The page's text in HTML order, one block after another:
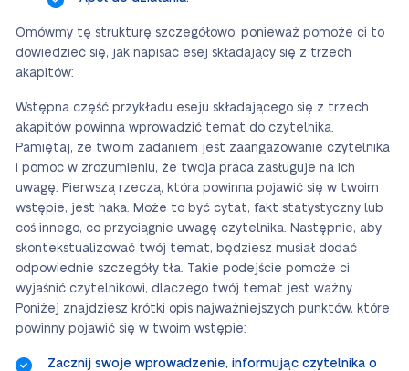
Omówmy tę strukturę szczegółowo, ponieważ pomoże ci to
dowiedzieć się, jak napisać esej składający się z trzech
akapitów:
Wstępna część przykładu eseju składającego się z trzech
akapitów powinna wprowadzić temat do czytelnika.
Pamiętaj, że twoim zadaniem jest zaangażowanie czytelnika
i pomoc w zrozumieniu, że twoja praca zasługuje na ich
uwagę. Pierwszą rzeczą, która powinna pojawić się w twoim
wstępie, jest haka. Może to być cytat, fakt statystyczny lub
coś innego, co przyciągnie uwagę czytelnika. Następnie, aby
skontekstualizować twój temat, będziesz musiał dodać
odpowiednie szczegóły tła. Takie podejście pomoże ci
wyjaśnić czytelnikowi, dlaczego twój temat jest ważny.
Poniżej znajdziesz krótki opis najważniejszych punktów, które
powinny pojawić się w twoim wstępie:
Zacznij swoje wprowadzenie, informując czytelnika o